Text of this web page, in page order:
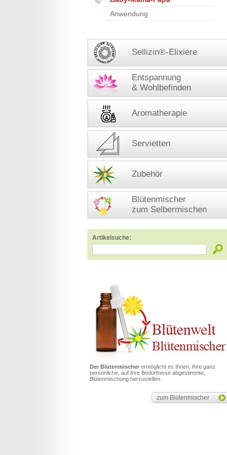
Anwendung
Sellizin®-Elixiere
Entspannung
& Wohlbefinden
Aromatherapie
Servietten
Zubehör
Blütenmischer
zum Selbermischen
Artikelsuche:
Der Blütenmischer ermöglicht es Ihnen, Ihre ganz
persönliche, auf Ihre Bedürfnisse abgestimmte,
Blütenmischung herzustellen.
zum Blütenmischer